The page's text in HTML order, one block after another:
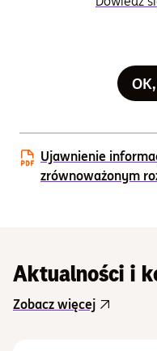
Ujawnienie
zrównoważonym
Aktualności i
Zobacz więcej